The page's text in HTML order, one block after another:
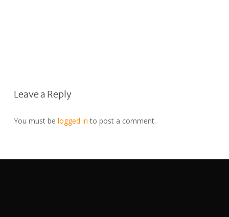
Leave a Reply
You must be logged in to post a comment.